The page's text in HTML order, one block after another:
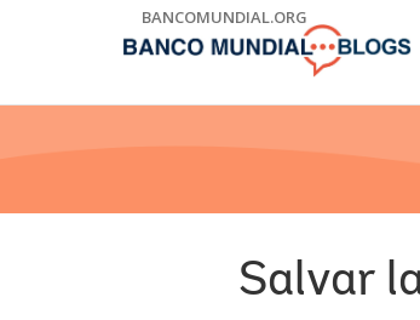
BANCOMUNDIAL.ORG
Salvar